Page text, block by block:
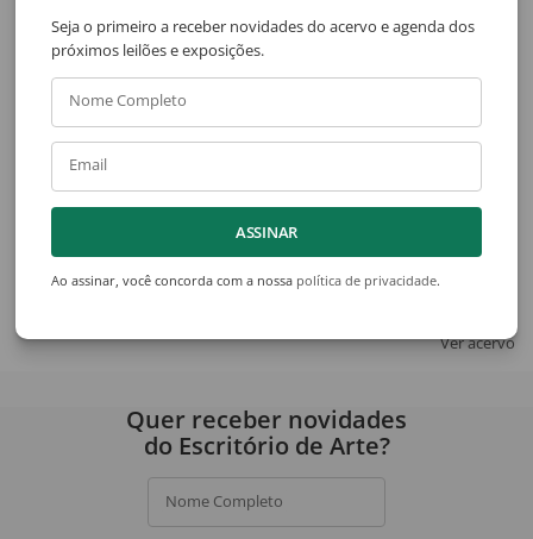
Sem Título
Jogador
Ver acervo
Seja o primeiro a receber novidades do acervo e agenda dos
próximos leilões e exposições.
Nome Completo
Email
ASSINAR
Ao assinar, você concorda com a nossa política de privacidade.
Quer receber novidades
do Escritório de Arte?
Nome Completo